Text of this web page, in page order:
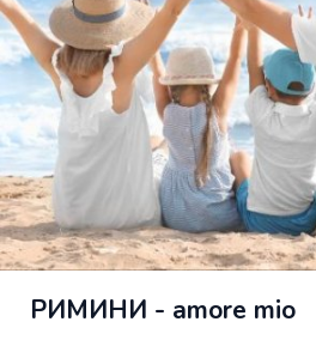
РИМИНИ - amore mio